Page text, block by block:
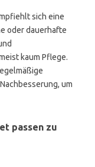
sich eine
oder dauerhafte
kaum Pflege.
um
passen zu